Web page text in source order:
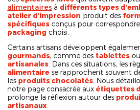
alimentaires à différents types
atelier d’impression produit des
spécifiques conçus pour
packaging choisi.
Certains artisans développent
gourmands, comme des tablettes
artisanales . Dans ces situations, les
alimentaire se rapprochent souvent
les produits chocolatés . Nous
notre page consacrée aux étiquettes
prolonge la réflexion autour des
artisanaux